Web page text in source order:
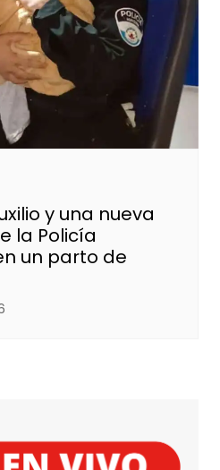
y una nueva
la Policía
un parto de